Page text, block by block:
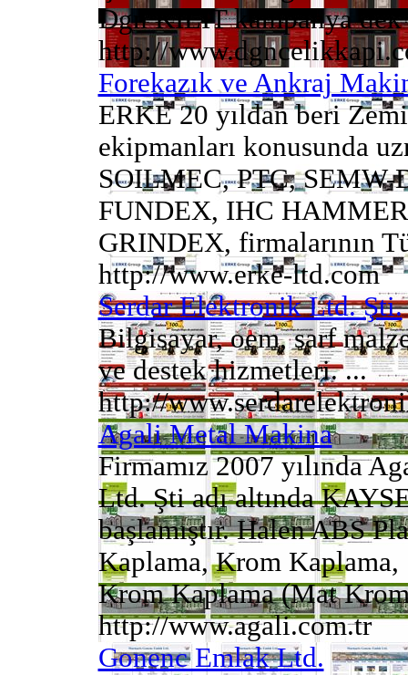
Dgn KILIT kampanya dek
http://
Forekazık ve Ankraj
ERKE 20 yıldan beri
ekipmanları konusunda
SOILMEC, PTC,
FUNDEX, IHC
GRINDEX, firmalarının
http://www.erke-ltd.com
Serdar Elektronik Ltd. Şti.
Bilgisayar, oem, sarf
ve destek hizmetleri. ...
http://
Agali Metal Makina
Firmamız 2007 yılında
Ltd. Şti adı altında
başlamıştır. Halen ABS
Kaplama, Krom Kaplama,
Krom Kaplama (Mat
http://www.agali.com.tr
Gonenc Emlak Ltd.